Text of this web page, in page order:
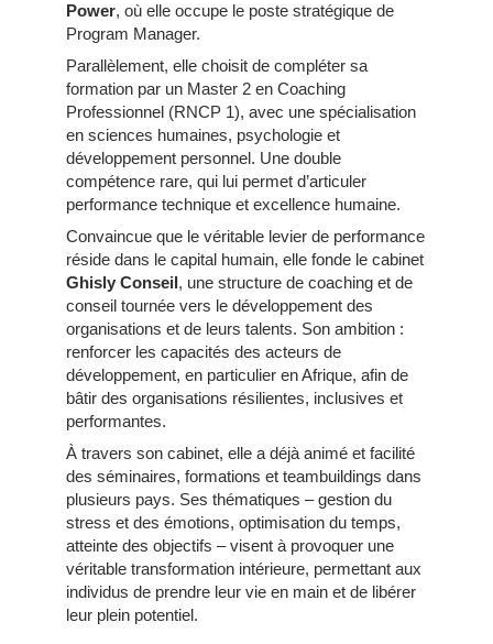
Power, où elle occupe le poste stratégique de
Program Manager.
Parallèlement, elle choisit de compléter sa
formation par un Master 2 en Coaching
Professionnel (RNCP 1), avec une spécialisation
en sciences humaines, psychologie et
développement personnel. Une double
compétence rare, qui lui permet d’articuler
performance technique et excellence humaine.
Convaincue que le véritable levier de performance
réside dans le capital humain, elle fonde le cabinet
Ghisly Conseil, une structure de coaching et de
conseil tournée vers le développement des
organisations et de leurs talents. Son ambition :
renforcer les capacités des acteurs de
développement, en particulier en Afrique, afin de
bâtir des organisations résilientes, inclusives et
performantes.
À travers son cabinet, elle a déjà animé et facilité
des séminaires, formations et teambuildings dans
plusieurs pays. Ses thématiques – gestion du
stress et des émotions, optimisation du temps,
atteinte des objectifs – visent à provoquer une
véritable transformation intérieure, permettant aux
individus de prendre leur vie en main et de libérer
leur plein potentiel.